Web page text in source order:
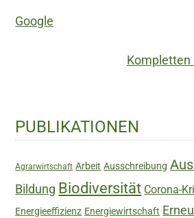
Google
Kompletten
Haupt-
Sidebar
PUBLIKATIONEN
Agrarwirtschaft Arbeit Ausschreibung
Bildung Biodiversität Corona-
Energieeffizienz Energiewirtschaft